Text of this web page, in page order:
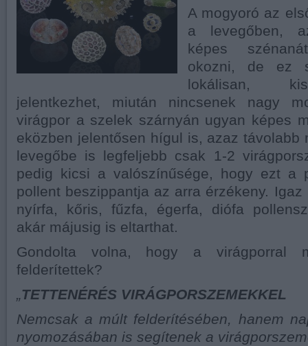
A mogyoró az
a levegőben,
képes
okozni, de ez
lokálisan,
jelentkezhet, miután nincsenek nagy
virágpor a szelek szárnyán ugyan képes
eközben jelentősen hígul is, azaz távolabb
levegőbe is legfeljebb csak 1-2
pedig kicsi a valószínűsége, hogy ezt a
pollent beszippantja az arra érzékeny.
nyírfa, kőris, fűzfa, égerfa, diófa
akár májusig is eltarthat.
Gondolta volna, hogy a virágporral
felderítettek?
„TETTENÉRÉS VIRÁGPORSZEMEKKEL
Nemcsak a múlt felderítésében, hanem
nyomozásában is segítenek a